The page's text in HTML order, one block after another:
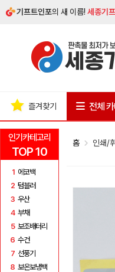
기프트인포의 새 이름!세종기
인기카테고리
TOP 10
1 에코백
2 텀블러
3 우산
4 부채
5 보조배터리
6 수건
7 선풍기
8 보온보냉백
즐겨찾기 전체
홈 인쇄/